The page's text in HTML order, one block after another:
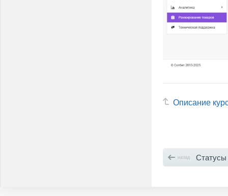
Описание
назад Статусы